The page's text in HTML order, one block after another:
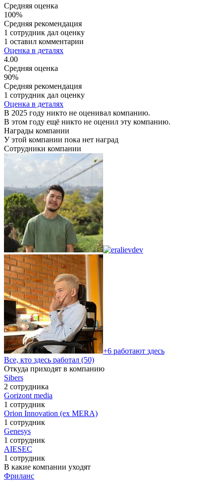
Средняя оценка
100%
Средняя рекомендация
1 сотрудник дал оценку
1 оставил комментарии
Оценка в деталях
4.00
Средняя оценка
90%
Средняя рекомендация
1 сотрудник дал оценку
Оценка в деталях
В 2025 году никто не оценивал компанию.
В этом году ещё никто не оценил эту компанию.
Награды компании
У этой компании пока нет наград
Сотрудники компании
+6 работают здесь
Все, кто здесь работал (50)
Откуда приходят в компанию
Sibers
2 сотрудника
Gorizont media
1 сотрудник
Orion Innovation (ex MERA)
1 сотрудник
Genesys
1 сотрудник
AIESEC
1 сотрудник
В какие компании уходят
Фриланс